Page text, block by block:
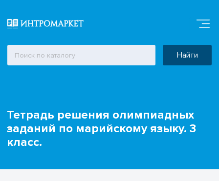
Найти
Тетрадь решения олимпиадных
заданий по марийскому языку. 3
класс.